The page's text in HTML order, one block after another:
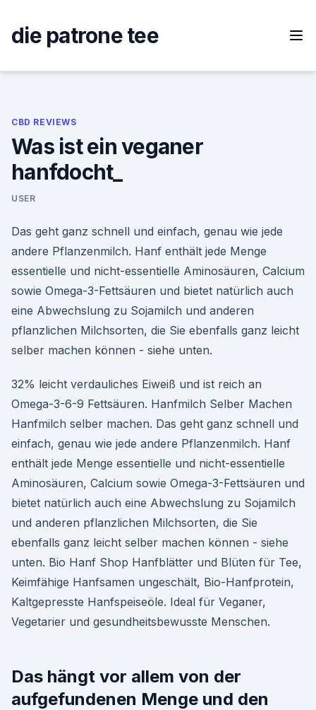
content
die patrone tee
CBD REVIEWS
Was ist ein veganer
hanfdocht_
USER
Das geht ganz schnell und einfach, genau wie jede
andere Pflanzenmilch. Hanf enthält jede Menge
essentielle und nicht-essentielle Aminosäuren, Calcium
sowie Omega-3-Fettsäuren und bietet natürlich auch
eine Abwechslung zu Sojamilch und anderen
pflanzlichen Milchsorten, die Sie ebenfalls ganz leicht
selber machen können - siehe unten.
32% leicht verdauliches Eiweiß und ist reich an
Omega-3-6-9 Fettsäuren. Hanfmilch Selber Machen
Hanfmilch selber machen. Das geht ganz schnell und
einfach, genau wie jede andere Pflanzenmilch. Hanf
enthält jede Menge essentielle und nicht-essentielle
Aminosäuren, Calcium sowie Omega-3-Fettsäuren und
bietet natürlich auch eine Abwechslung zu Sojamilch
und anderen pflanzlichen Milchsorten, die Sie
ebenfalls ganz leicht selber machen können - siehe
unten. Bio Hanf Shop Hanfblätter und Blüten für Tee,
Keimfähige Hanfsamen ungeschält, Bio-Hanfprotein,
Kaltgepresste Hanfspeiseöle. Ideal für Veganer,
Vegetarier und gesundheitsbewusste Menschen.
Das hängt vor allem von der
aufgefundenen Menge und den